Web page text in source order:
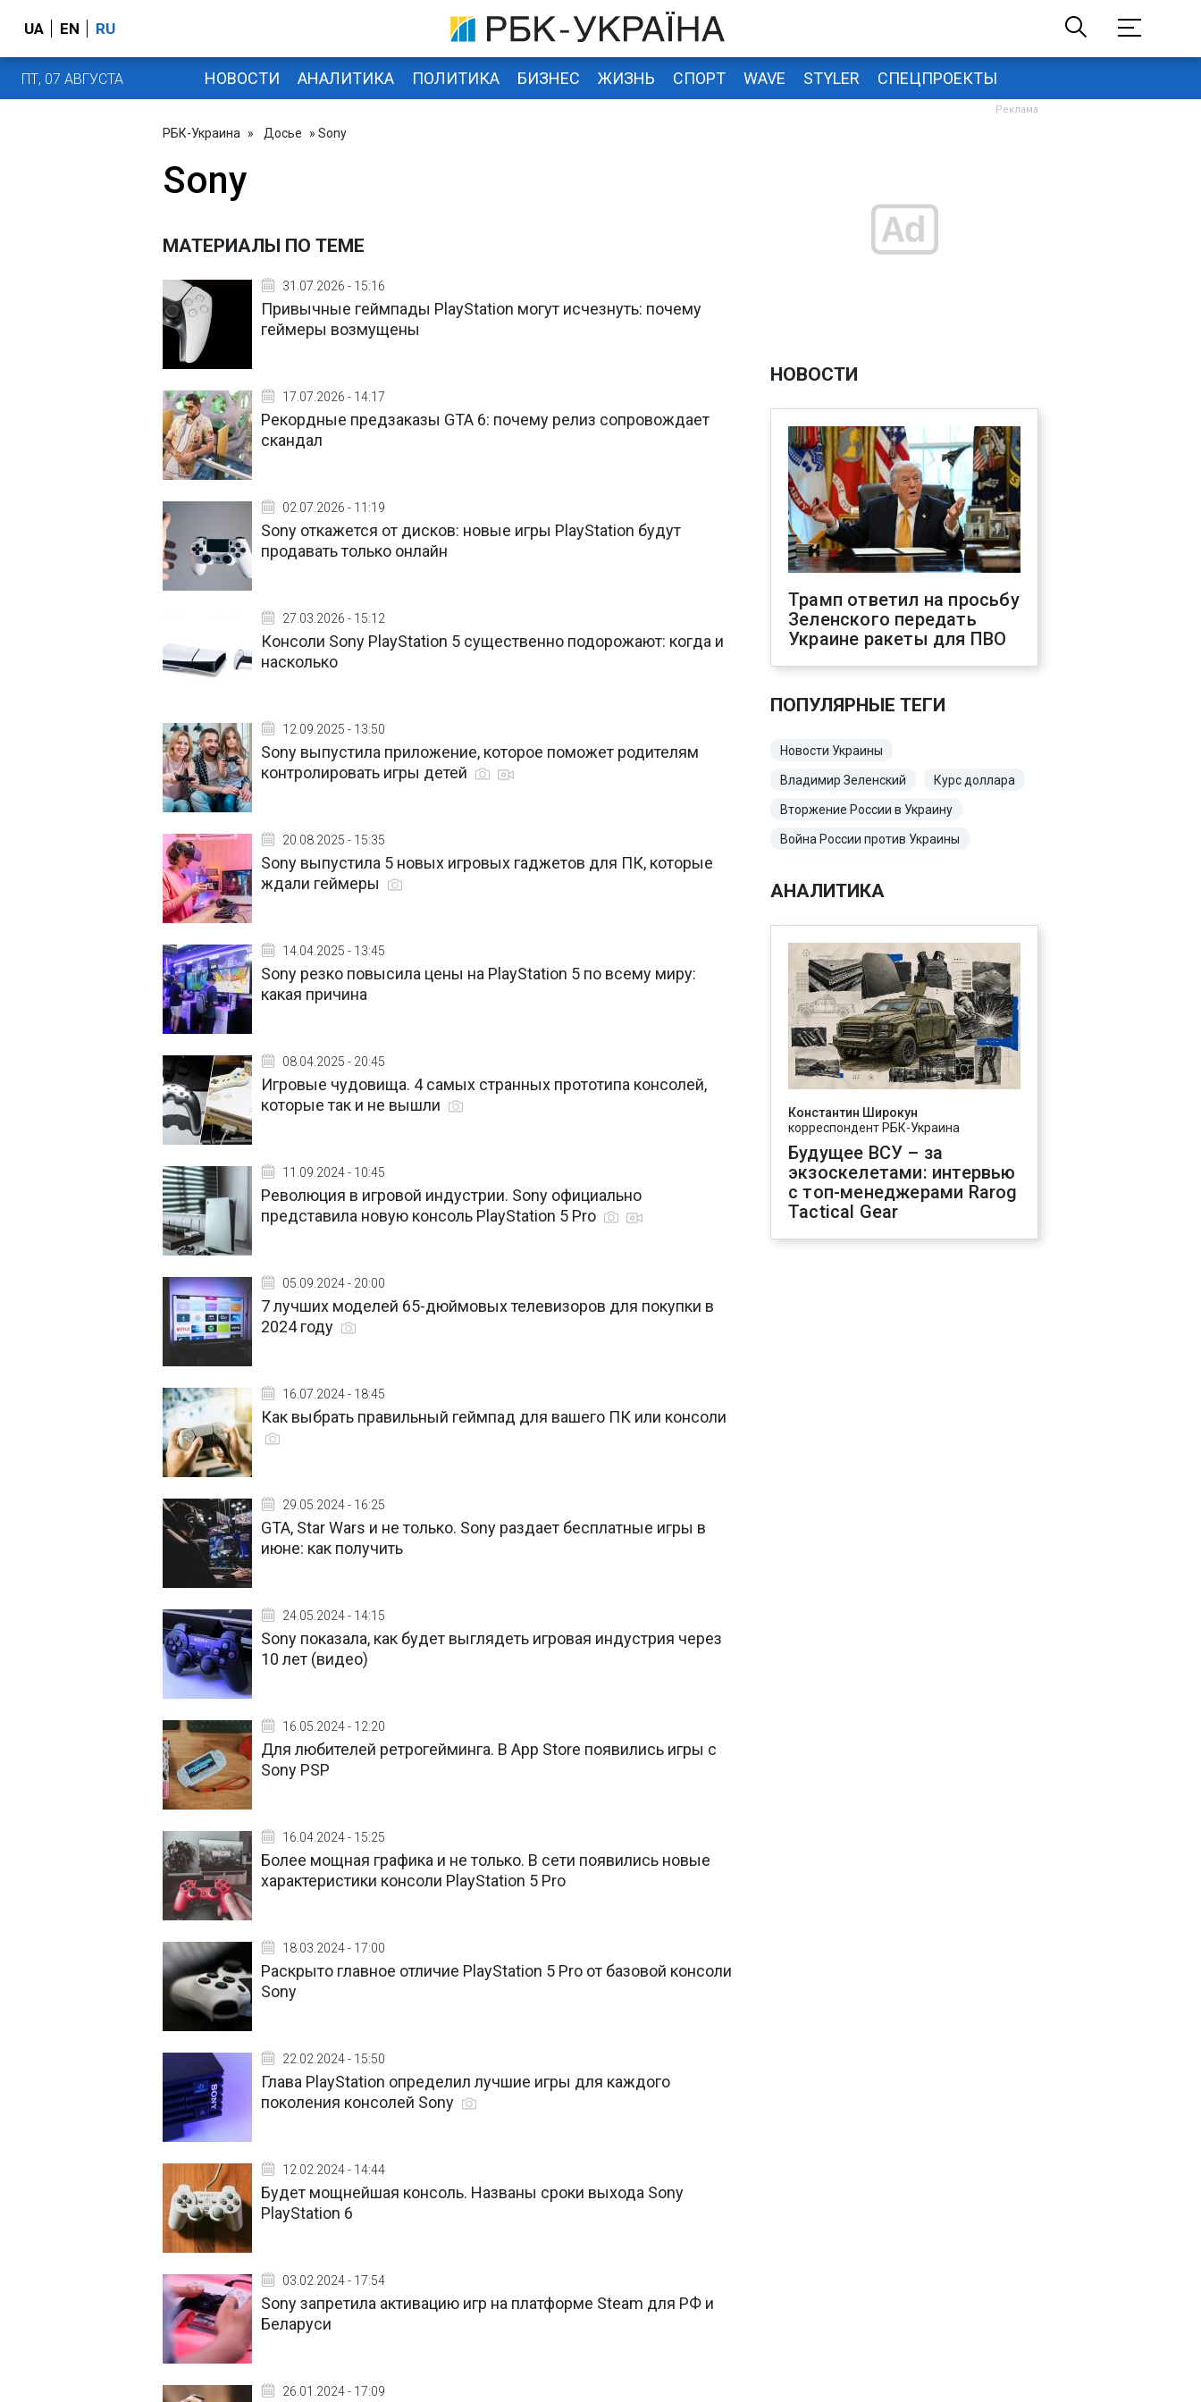
UA EN RU
ПТ, 07 АВГУСТА НОВОСТИ АНАЛИТИКА ПОЛИТИКА БИЗНЕС ЖИЗНЬ СПОРТ WAVE STYLER СПЕЦПРОЕКТЫ
РБК-Украина » Досье » Sony
Sony
МАТЕРИАЛЫ ПО ТЕМЕ
31.07.2026 - 15:16
Привычные геймпады PlayStation могут исчезнуть: почему
геймеры возмущены
17.07.2026 - 14:17
Рекордные предзаказы GTA 6: почему релиз сопровождает
скандал
02.07.2026 - 11:19
Sony откажется от дисков: новые игры PlayStation будут
продавать только онлайн
27.03.2026 - 15:12
Консоли Sony PlayStation 5 существенно подорожают: когда и
насколько
12.09.2025 - 13:50
Sony выпустила приложение, которое поможет родителям
контролировать игры детей
20.08.2025 - 15:35
Sony выпустила 5 новых игровых гаджетов для ПК, которые
ждали геймеры
14.04.2025 - 13:45
Sony резко повысила цены на PlayStation 5 по всему миру:
какая причина
08.04.2025 - 20:45
Игровые чудовища. 4 самых странных прототипа консолей,
которые так и не вышли
11.09.2024 - 10:45
Революция в игровой индустрии. Sony официально
представила новую консоль PlayStation 5 Pro
05.09.2024 - 20:00
7 лучших моделей 65-дюймовых телевизоров для покупки в
2024 году
16.07.2024 - 18:45
Как выбрать правильный геймпад для вашего ПК или консоли
29.05.2024 - 16:25
GTA, Star Wars и не только. Sony раздает бесплатные игры в
июне: как получить
24.05.2024 - 14:15
Sony показала, как будет выглядеть игровая индустрия через
10 лет (видео)
16.05.2024 - 12:20
Для любителей ретрогейминга. В App Store появились игры с
Sony PSP
16.04.2024 - 15:25
Более мощная графика и не только. В сети появились новые
характеристики консоли PlayStation 5 Pro
18.03.2024 - 17:00
Раскрыто главное отличие PlayStation 5 Pro от базовой консоли
Sony
22.02.2024 - 15:50
Глава PlayStation определил лучшие игры для каждого
поколения консолей Sony
12.02.2024 - 14:44
Будет мощнейшая консоль. Названы сроки выхода Sony
PlayStation 6
03.02.2024 - 17:54
Sony запретила активацию игр на платформе Steam для РФ и
Беларуси
26.01.2024 - 17:09
НОВОСТИ
Трамп ответил на просьбу
Зеленского передать
Украине ракеты для ПВО
ПОПУЛЯРНЫЕ ТЕГИ
Новости Украины
Владимир Зеленский Курс доллара
Вторжение России в Украину
Война России против Украины
АНАЛИТИКА
Константин Широкун
корреспондент РБК-Украина
Будущее ВСУ – за
экзоскелетами: интервью
с топ-менеджерами Rarog
Tactical Gear